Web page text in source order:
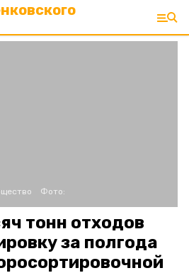
Фото:
тонн отходов
за полгода